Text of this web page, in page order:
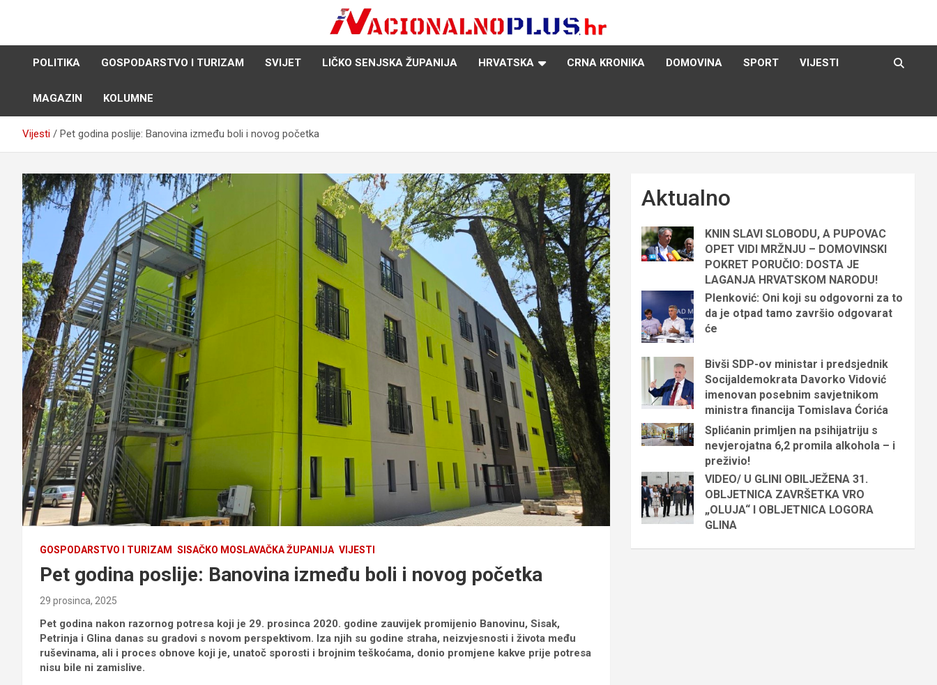
NacionalnoPlus.hr
Nacija želi znati više
POLITIKA
GOSPODARSTVO I TURIZAM SVIJET LIČKO SENJSKA ŽUPANIJA HRVATSKA CRNA KRONIKA DOMOVINA SPORT VIJESTI
MAGAZIN KOLUMNE
Vijesti Pet godina poslije: Banovina između boli i novog početka
GOSPODARSTVO I TURIZAM SISAČKO MOSLAVAČKA ŽUPANIJA VIJESTI
Pet godina poslije: Banovina između boli i novog početka
29 prosinca, 2025
Pet godina nakon razornog potresa koji je 29. prosinca 2020. godine zauvijek promijenio Banovinu, Sisak,
Petrinja i Glina danas su gradovi s novom perspektivom. Iza njih su godine straha, neizvjesnosti i života među
ruševinama, ali i proces obnove koji je, unatoč sporosti i brojnim teškoćama, donio promjene kakve prije potresa
nisu bile ni zamislive.
Aktualno
KNIN SLAVI SLOBODU, A PUPOVAC
OPET VIDI MRŽNJU – DOMOVINSKI
POKRET PORUČIO: DOSTA JE
LAGANJA HRVATSKOM NARODU!
Plenković: Oni koji su odgovorni za to
da je otpad tamo završio odgovarat
će
Bivši SDP-ov ministar i predsjednik
Socijaldemokrata Davorko Vidović
imenovan posebnim savjetnikom
ministra financija Tomislava Ćorića
Splićanin primljen na psihijatriju s
nevjerojatna 6,2 promila alkohola – i
preživio!
VIDEO/ U GLINI OBILJEŽENA 31.
OBLJETNICA ZAVRŠETKA VRO
„OLUJA“ I OBLJETNICA LOGORA
GLINA